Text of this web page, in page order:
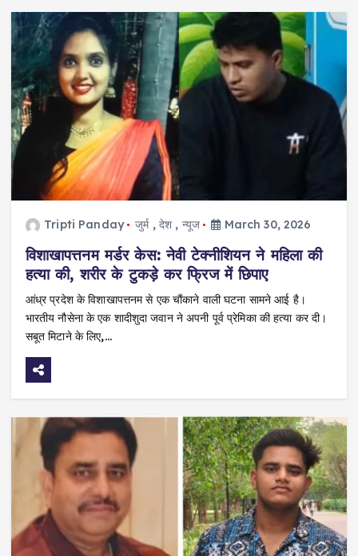
Tripti Panday जुर्म, देश , न्यूज March 30, 2026
विशाखापत्तनम मर्डर केस: नेवी टेक्नीशियन ने महिला की
हत्या की, शरीर के टुकड़े कर फ्रिज में छिपाए
आंध्र प्रदेश के विशाखापत्तनम से एक चौंकाने वाली घटना सामने आई है।
भारतीय नौसेना के एक शादीशुदा जवान ने अपनी पूर्व प्रेमिका की हत्या कर दी।
सबूत मिटाने के लिए,…